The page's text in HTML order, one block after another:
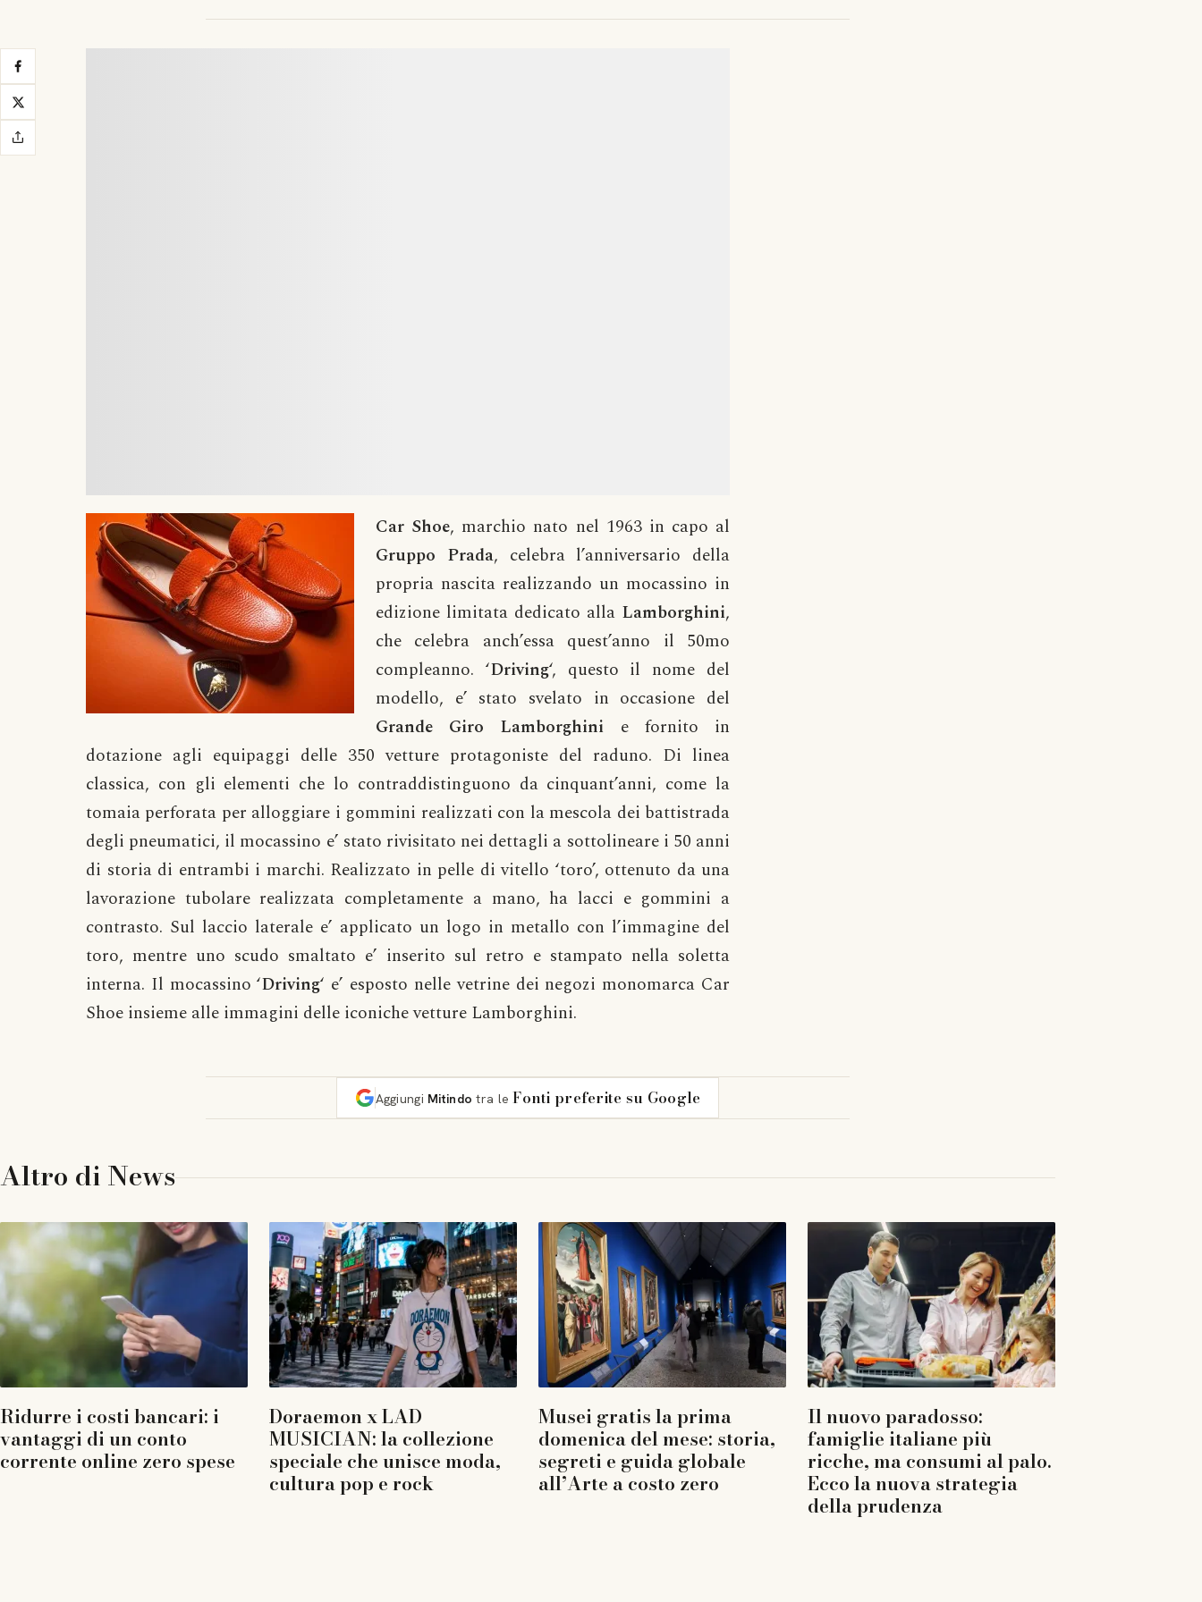
Car Shoe, marchio nato nel 1963 in capo al
Gruppo Prada, celebra l’anniversario della
propria nascita realizzando un mocassino in
edizione limitata dedicato alla Lamborghini,
che celebra anch’essa quest’anno il 50mo
compleanno. ‘Driving‘, questo il nome del
modello, e’ stato svelato in occasione del
Grande Giro Lamborghini e fornito in
dotazione agli equipaggi delle 350 vetture protagoniste del raduno. Di linea
classica, con gli elementi che lo contraddistinguono da cinquant’anni, come la
tomaia perforata per alloggiare i gommini realizzati con la mescola dei battistrada
degli pneumatici, il mocassino e’ stato rivisitato nei dettagli a sottolineare i 50 anni
di storia di entrambi i marchi. Realizzato in pelle di vitello ‘toro’, ottenuto da una
lavorazione tubolare realizzata completamente a mano, ha lacci e gommini a
contrasto. Sul laccio laterale e’ applicato un logo in metallo con l’immagine del
toro, mentre uno scudo smaltato e’ inserito sul retro e stampato nella soletta
interna. Il mocassino ‘Driving‘ e’ esposto nelle vetrine dei negozi monomarca Car
Shoe insieme alle immagini delle iconiche vetture Lamborghini.
Aggiungi Mitindo tra le Fonti preferite su Google
Altro diNews
Ridurre i costi bancari: i
vantaggi di un conto
corrente online zero spese
Doraemon x LAD
MUSICIAN: la collezione
speciale che unisce moda,
cultura pop e rock
Musei gratis la prima
domenica del mese: storia,
segreti e guida globale
all’Arte a costo zero
Il nuovo paradosso:
famiglie italiane più
ricche, ma consumi al palo.
Ecco la nuova strategia
della prudenza